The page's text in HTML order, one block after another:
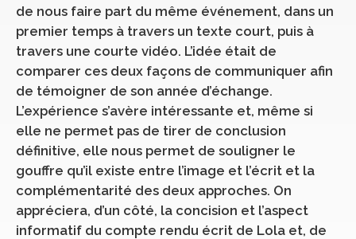
de nous faire part du même événement, dans un
premier temps à travers un texte court, puis à
travers une courte vidéo. L’idée était de
comparer ces deux façons de communiquer afin
de témoigner de son année d’échange.
L’expérience s’avère intéressante et, même si
elle ne permet pas de tirer de conclusion
définitive, elle nous permet de souligner le
gouffre qu’il existe entre l’image et l’écrit et la
complémentarité des deux approches. On
appréciera, d’un côté, la concision et l’aspect
informatif du compte rendu écrit de Lola et, de